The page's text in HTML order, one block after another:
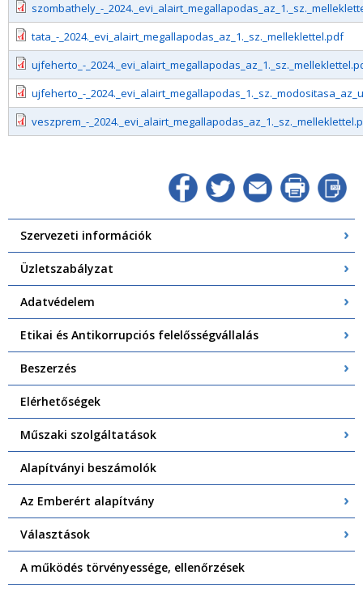
szombathely_-
tata_-_2024._evi_alairt_megallapodas_az_1._sz._melleklettel.pdf
ujfeherto_-
ujfeherto_-
veszprem_-
Szervezeti információk
Üzletszabályzat
Adatvédelem
Etikai és Antikorrupciós felelősségvállalás
Beszerzés
Elérhetőségek
Műszaki szolgáltatások
Alapítványi beszámolók
Az Emberért alapítvány
Választások
A működés törvényessége, ellenőrzések